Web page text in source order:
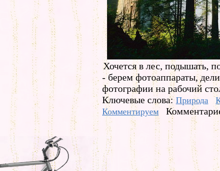
Хочется в лес, подышать,
- берем фотоаппараты,
фотографии на рабочий
Ключевые слова:Природа
Комментируем